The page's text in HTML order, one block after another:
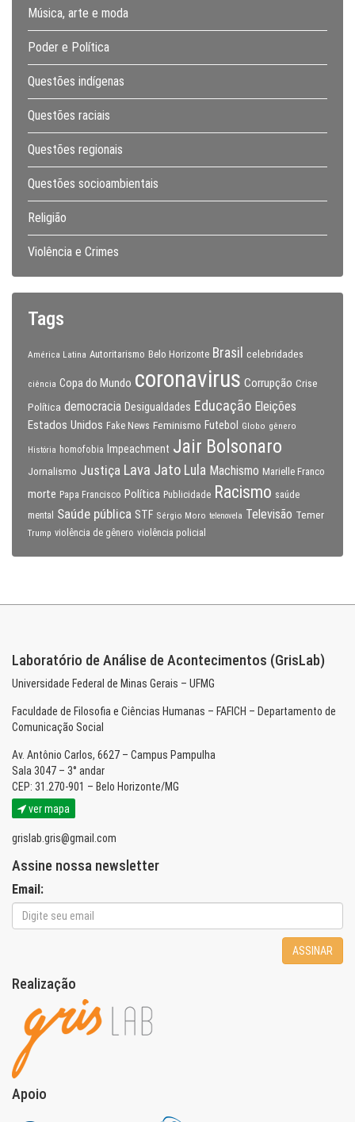
Música, arte e moda
Poder e Política
Questões indígenas
Questões raciais
Questões regionais
Questões socioambientais
Religião
Violência e Crimes
Tags
América Latina Autoritarismo Belo Horizonte Brasil celebridades
ciência Copa do Mundo coronavirus Corrupção Crise
Política democracia Desigualdades Educação Eleições
Estados Unidos Fake News Feminismo Futebol Globo gênero
História homofobia Impeachment Jair Bolsonaro
Jornalismo Justiça Lava Jato Lula Machismo Marielle Franco
morte Papa Francisco Política Publicidade Racismo saúde
mental
Saúde pública STF Sérgio Moro telenovela Televisão Temer
Trump violência de gênero violência policial
Laboratório de Análise de Acontecimentos (GrisLab)
Universidade Federal de Minas Gerais – UFMG
Faculdade de Filosofia e Ciências Humanas – FAFICH – Departamento de
Comunicação Social
Av. Antônio Carlos, 6627 – Campus Pampulha
Sala 3047 – 3° andar
CEP: 31.270-901 – Belo Horizonte/MG
ver mapa
grislab.gris@gmail.com
Assine nossa newsletter
Email:
ASSINAR
Realização
Apoio